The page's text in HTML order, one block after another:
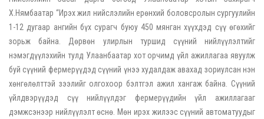
Х.Нямбаатар “Ирэх жил нийслэлийн ерөнхий боловсролын сургуулийн
1-12 дугаар ангийн бүх сурагч буюу 450 мянган хүүхдэд сүү өгөхийг
зорьж байна. Дөрвөн улирлын туршид сүүний нийлүүлэлтийг
нэмэгдүүлэхийн тулд Улаанбаатар хот орчимд үйл ажиллагаа явуулж
буй сүүний фермерүүдэд сүүний үнээ худалдаж авахад зориулсан нэн
хөнгөлөлттэй зээлийг олгохоор бэлтгэл ажил хангаж байна. Сүүний
үйлдвэрүүдэд сүү нийлүүлдэг фермерүүдийн үйл ажиллагааг
дэмжсэнээр нийлүүлэлт өснө. Мөн ирэх жилээс сүүний автоматуудыг